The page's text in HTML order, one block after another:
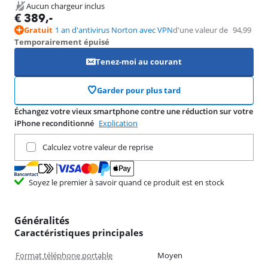
Aucun chargeur inclus
€ 389,-
Gratuit 1 an d'antivirus Norton avec VPNd'une valeur de 94,99
Temporairement épuisé
Tenez-moi au courant
Garder pour plus tard
Échangez votre vieux smartphone contre une réduction sur votre
iPhone reconditionné Explication
Calculez votre valeur de reprise
Soyez le premier à savoir quand ce produit est en stock
Généralités
Caractéristiques principales
Format téléphone portable Moyen